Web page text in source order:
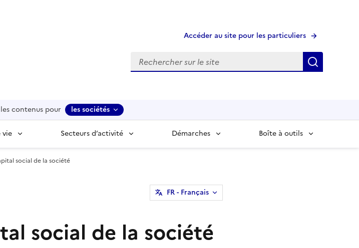
Accéder au site pour les particuliers
Recherche
contenus pour les sociétés
vie Secteurs d’activité Démarches Boîte à outils
social de la société
FR- Français
social de la société